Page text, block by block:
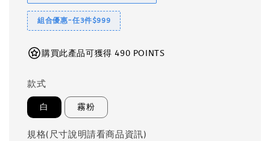
組合優惠-任3件$999
購買此產品可獲得 490 POINTS
款式
白 霧粉
規格(尺寸說明請看商品資訊)